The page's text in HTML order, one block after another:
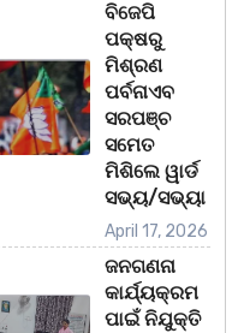
ବିଜେପି
ପକ୍ଷରୁ
ମିଶ୍ରଣ
ପର୍ବନାଏବ
ସରପଞ୍ଚ
ସମେତ
ମିଶିଲେ ୱାର୍ଡ
ସଭ୍ୟ/ସଭ୍ୟା
April 17, 2026
ଜନଗଣନା
କାର୍ଯ୍ୟକ୍ରମ
ପାଇଁ ନିଯୁକ୍ତି